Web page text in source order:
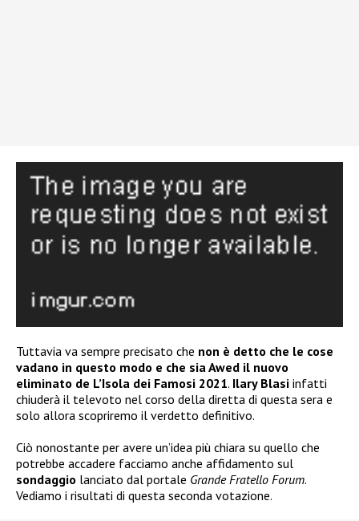
Tuttavia va sempre precisato che non è detto che le cose
vadano in questo modo e che sia Awed il nuovo
eliminato de L’Isola dei Famosi 2021. Ilary Blasi infatti
chiuderà il televoto nel corso della diretta di questa sera e
solo allora scopriremo il verdetto definitivo.
Ciò nonostante per avere un’idea più chiara su quello che
potrebbe accadere facciamo anche affidamento sul
sondaggio lanciato dal portale Grande Fratello Forum.
Vediamo i risultati di questa seconda votazione.